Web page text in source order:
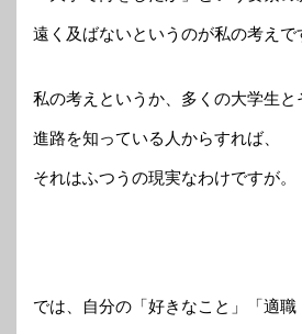
遠く及ばないというのが私の考えで
私の考えというか、多くの大学生と
進路を知っている人からすれば、
それはふつうの現実なわけですが。
では、自分の「好きなこと」「適職